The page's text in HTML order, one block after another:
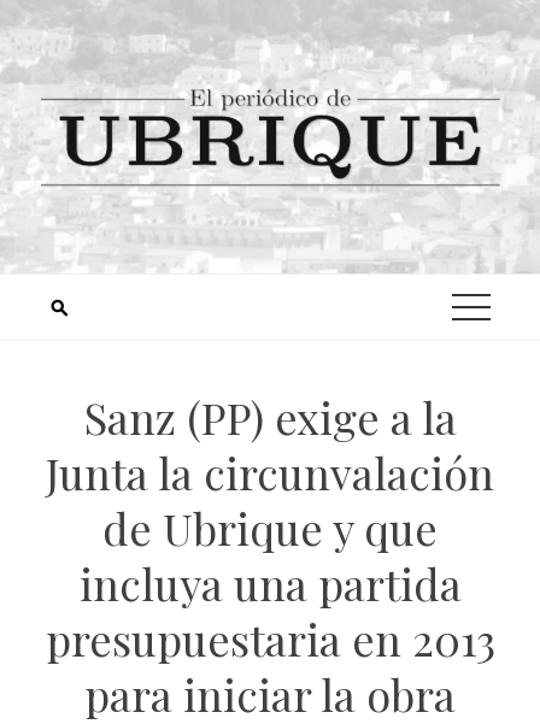
Sanz (PP) exige a la
Junta la circunvalación
de Ubrique y que
incluya una partida
presupuestaria en 2013
para iniciar la obra